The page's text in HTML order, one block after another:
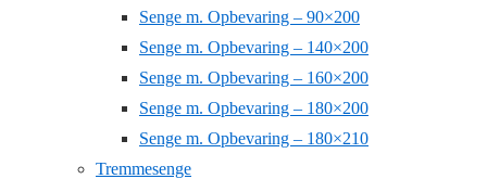
Senge m. Opbevaring – 90×200
Senge m. Opbevaring – 140×200
Senge m. Opbevaring – 160×200
Senge m. Opbevaring – 180×200
Senge m. Opbevaring – 180×210
Tremmesenge